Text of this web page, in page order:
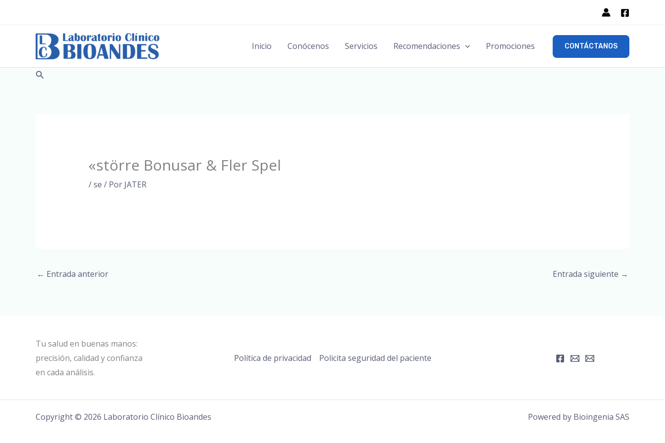
contenido
Inicio
Conócenos Servicios Recomendaciones Promociones CONTÁCTANOS
Buscar
«större Bonusar & Fler Spel
/se / Por JATER
← Entrada anterior Entrada siguiente →
Tu salud en buenas manos:
precisión, calidad y confianza
en cada análisis.
Política de privacidad Policita seguridad del paciente
Copyright © 2026 Laboratorio Clínico Bioandes Powered by Bioingenia SAS